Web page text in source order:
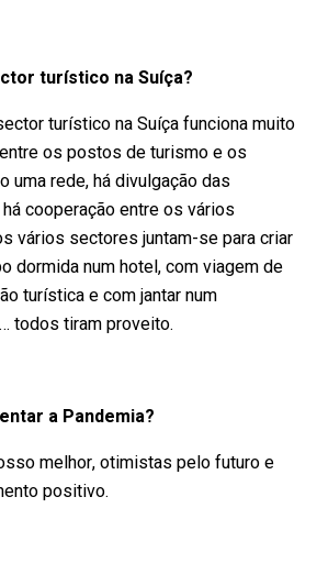
turístico na Suíça?
turístico na Suíça funciona muito
os postos de turismo e os
uma rede, há divulgação das
cooperação entre os vários
vários sectores juntam-se para criar
dormida num hotel, com viagem de
turística e com jantar num
todos tiram proveito.
a Pandemia?
melhor, otimistas pelo futuro e
positivo.